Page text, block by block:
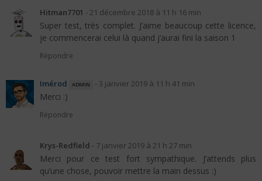
Hitman7701 - 21 décembre 2018 à 11 h 16 min
Super test, très complet. J’aime beaucoup cette licence,
je commencerai celui là quand j’aurai fini la saison 1
Répondre
Imérod admin - 3 janvier 2019 à 11 h 41 min
Merci :)
Répondre
Krys-Redfield - 7 janvier 2019 à 21 h 27 min
Merci pour ce test fort sympathique. J’attends plus
qu’une chose, pouvoir mettre la main dessus :)